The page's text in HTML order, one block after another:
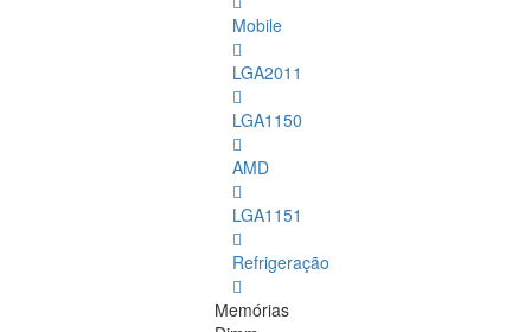
Mobile
LGA2011
LGA1150
AMD
LGA1151
Refrigeração
Memórias